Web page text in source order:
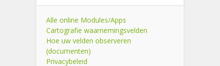
Alle online Modules/Apps
Cartografie waarnemingsvelden
Hoe uw velden observeren
(documenten)
Privacybeleid